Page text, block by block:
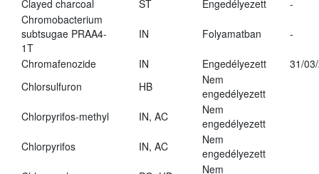
Clayed charcoal
ST Engedélyezett
-
Chromobacterium
subtsugae PRAA4-
1T
IN Folyamatban -
Chromafenozide IN Engedélyezett
31/
Chlorsulfuron
HB
Nem
engedélyezett
Chlorpyrifos-methyl
IN, AC
Nem
engedélyezett
Chlorpyrifos
IN, AC
Nem
engedélyezett
Nem